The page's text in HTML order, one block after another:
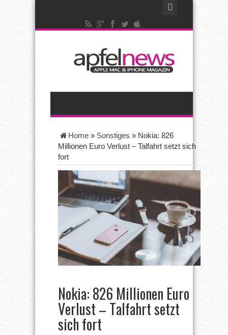
Home » Sonstiges » Nokia: 826
Millionen Euro Verlust – Talfahrt setzt sich
fort
Nokia: 826 Millionen Euro
Verlust – Talfahrt setzt
sich fort